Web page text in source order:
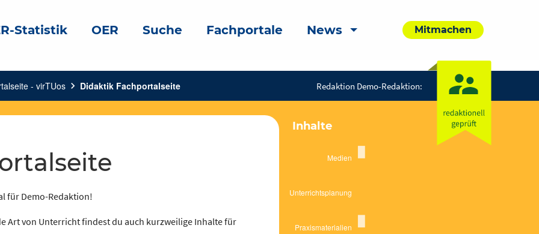
Statistik OER Suche Fachportale News Mitmachen
- virTUos chevron_right Didaktik Fachportalseite Redaktion Demo-Redaktion:
für Demo-Redaktion!
Art von Unterricht findest du auch kurzweilige Inhalte für
Inhalte